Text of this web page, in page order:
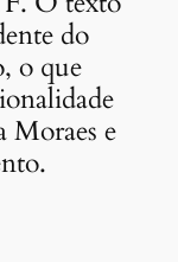
do
o que
Moraes e